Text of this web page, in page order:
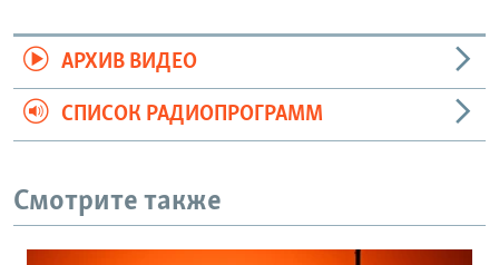
АРХИВ ВИДЕО
СПИСОК РАДИОПРОГРАММ
Смотрите также